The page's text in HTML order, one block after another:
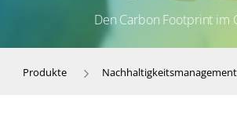
Den Carbon Footprint im
Produkte